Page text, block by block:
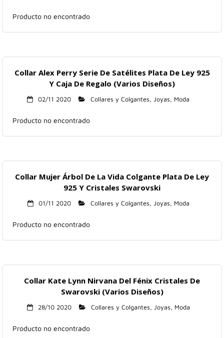
Producto no encontrado
Collar Alex Perry Serie De Satélites Plata De Ley 925
Y Caja De Regalo (Varios Diseños)
02/11 2020 Collares y Colgantes, Joyas, Moda
Producto no encontrado
Collar Mujer Árbol De La Vida Colgante Plata De Ley
925 Y Cristales Swarovski
01/11 2020 Collares y Colgantes, Joyas, Moda
Producto no encontrado
Collar Kate Lynn Nirvana Del Fénix Cristales De
Swarovski (Varios Diseños)
28/10 2020 Collares y Colgantes, Joyas, Moda
Producto no encontrado